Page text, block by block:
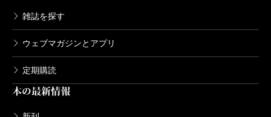
雑誌を探す
ウェブマガジンとアプリ
定期購読
本の最新情報